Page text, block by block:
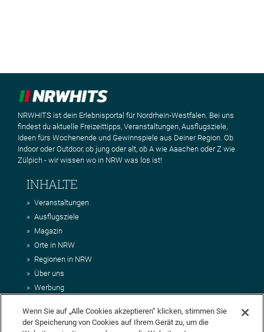
NRWHITS ist dein Erlebnisportal für Nordrhein-Westfalen. Bei uns
findest du aktuelle Freizeittipps, Veranstaltungen, Ausflugsziele,
Ideen fürs Wochenende und Gewinnspiele aus Deiner Region. Ob
Indoor oder Outdoor, ob jung oder alt, ob A wie Aaachen oder Z wie
Zülpich - wir wissen wo in NRW was los ist!
INHALTE
Veranstaltungen
Ausflugsziele
Magazin
Orte in NRW
Regionen in NRW
Über uns
Werbung
Impressum
AGB
Wenn Sie auf „Alle Cookies akzeptieren“ klicken, stimmen Sie
der Speicherung von Cookies auf Ihrem Gerät zu, um die